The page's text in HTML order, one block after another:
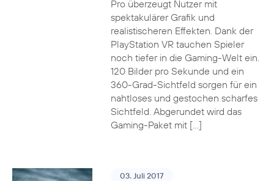
Pro überzeugt Nutzer mit
spektakulärer Grafik und
realistischeren Effekten. Dank der
PlayStation VR tauchen Spieler
noch tiefer in die Gaming-Welt ein.
120 Bilder pro Sekunde und ein
360-Grad-Sichtfeld sorgen für ein
nahtloses und gestochen scharfes
Sichtfeld. Abgerundet wird das
Gaming-Paket mit […]
03. Juli 2017